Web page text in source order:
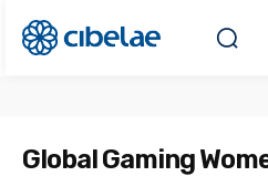
Global Gaming